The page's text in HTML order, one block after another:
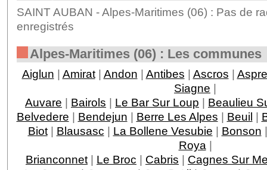
SAINT AUBAN - Alpes-Maritimes (06) : Pas de
enregistrés
Alpes-Maritimes (06) : Les communes
Aiglun | Amirat| Andon | Antibes | Ascros |
Siagne |
Auvare | Bairols | Le Bar Sur Loup | Beaulieu
Belvedere | Bendejun | Berre Les Alpes | Beuil |
Biot| Blausasc | La Bollene Vesubie | Bonson
Roya |
Brianconnet | Le Broc | Cabris | Cagnes Sur